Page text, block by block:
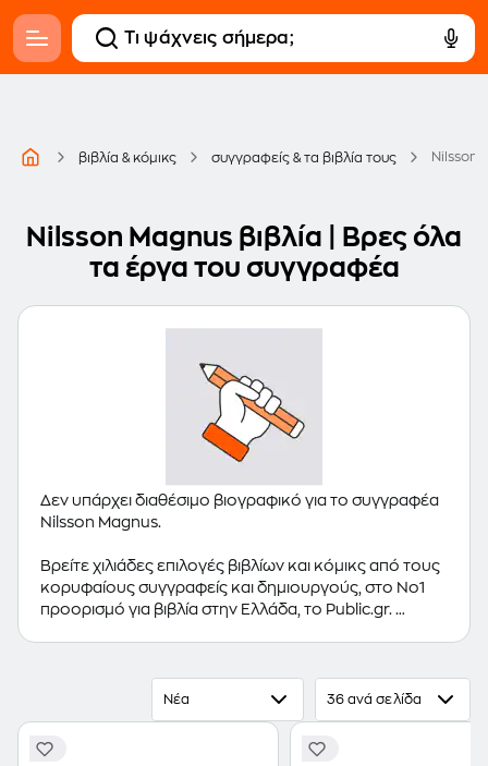
βιβλία & κόμικς συγγραφείς & τα βιβλία τους Nilsson
Nilsson Magnus βιβλία | Βρες όλα
τα έργα του συγγραφέα
Δεν υπάρχει διαθέσιμο βιογραφικό για το συγγραφέα
Nilsson Magnus.
Βρείτε χιλιάδες επιλογές βιβλίων και κόμικς από τους
κορυφαίους συγγραφείς και δημιουργούς, στο Νο1
προορισμό για βιβλία στην Ελλάδα, το Public.gr.
Ξενόγλωσσα Βιβλία,Κόμικς
Νέα 36 ανά σελίδα